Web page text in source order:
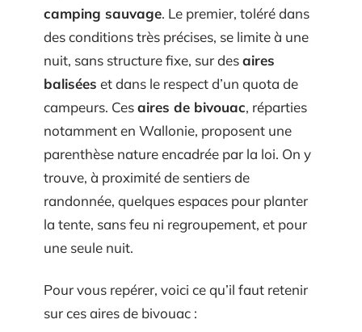
camping sauvage. Le premier, toléré dans
des conditions très précises, se limite à une
nuit, sans structure fixe, sur desaires
balisées et dans le respect d’un quota de
campeurs. Cesaires de bivouac, réparties
notamment en Wallonie, proposent une
parenthèse nature encadrée par la loi. On y
trouve, à proximité de sentiers de
randonnée, quelques espaces pour planter
la tente, sans feu ni regroupement, et pour
une seule nuit.
Pour vous repérer, voici ce qu’il faut retenir
sur ces aires de bivouac :